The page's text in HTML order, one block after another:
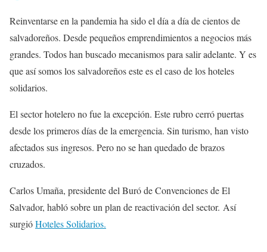
Reinventarse en la pandemia ha sido el día a día de cientos de
salvadoreños. Desde pequeños emprendimientos a negocios más
grandes. Todos han buscado mecanismos para salir adelante. Y es
que así somos los salvadoreños este es el caso de los hoteles
solidarios.
El sector hotelero no fue la excepción. Este rubro cerró puertas
desde los primeros días de la emergencia. Sin turismo, han visto
afectados sus ingresos. Pero no se han quedado de brazos
cruzados.
Carlos Umaña, presidente del Buró de Convenciones de El
Salvador, habló sobre un plan de reactivación del sector. Así
surgióHoteles Solidarios.